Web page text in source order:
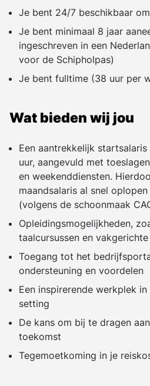
Je bent 24/7 beschikbaar
Je bent minimaal 8 jaar
ingeschreven in een
voor de Schipholpas)
Je bent fulltime (38 uur per
Wat bieden wij jou
Een aantrekkelijk
uur, aangevuld met
en weekenddiensten.
maandsalaris al snel
(volgens de schoonmaak
Opleidingsmogelijkheden,
taalcursussen en
Toegang tot het
ondersteuning en voordelen
Een inspirerende werkplek
setting
De kans om bij te dragen
toekomst
Tegemoetkoming in je